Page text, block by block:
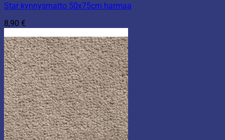
Star kynnysmatto 50x75cm harmaa
8,90 €